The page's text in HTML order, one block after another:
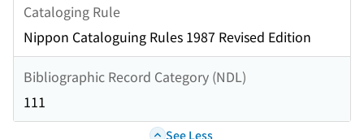
Cataloging Rule
Nippon Cataloguing Rules 1987 Revised Edition
Bibliographic Record Category (NDL)
111
See Less